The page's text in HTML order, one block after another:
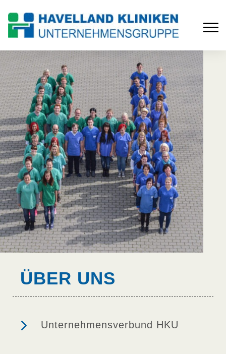
ÜBER UNS
5 Unternehmensverbund HKU